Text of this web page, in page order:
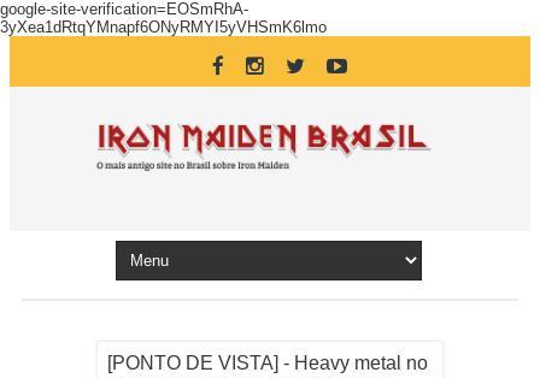
google-site-verification=EOSmRhA-
3yXea1dRtqYMnapf6ONyRMYI5yVHSmK6lmo
[PONTO DE VISTA] - Heavy metal no